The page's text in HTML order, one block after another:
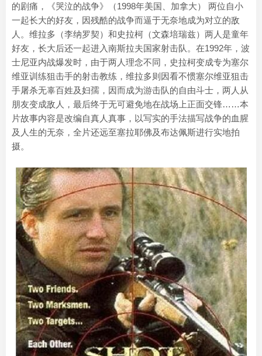
的剧痛，《哭泣的战争》（1998年美国、加拿大） 两位自小
一起长大的好友，因残酷的战争而逼于无奈地成为对立的敌
人。维拉多（李纳罗契）和史拉柯（文森培瑞兹）两人是童年
好友，长大后还一起进入南斯拉夫国家射击队。在1992年，波
士尼亚内战爆发时，由于两人理念不同，史拉柯变成专为塞尔
维亚训练狙击手的射击教练，维拉多则因看不惯塞尔维亚狙击
手屠杀无辜百姓及妇孺，因而成为游击队的自由斗士，两人从
朋友变成敌人，最后终于无可避免地在战场上正面交锋……本
片故事内容是改编自真人真事，以写实的手法描写战争的血腥
及人生的无奈，全片还远至塞拉耶佛及布达佩斯进行实地拍
摄。